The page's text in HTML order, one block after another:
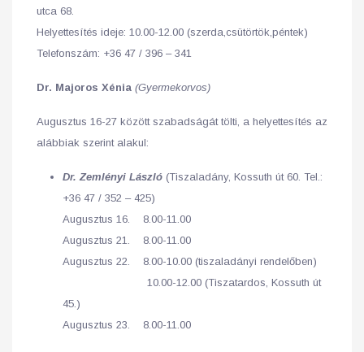
utca 68.
Helyettesítés ideje: 10.00-12.00 (szerda,csütörtök,péntek)
Telefonszám: +36 47 / 396 – 341
Dr. Majoros Xénia (Gyermekorvos)
Augusztus 16-27 között szabadságát tölti, a helyettesítés az
alábbiak szerint alakul:
Dr. Zemlényi László (Tiszaladány, Kossuth út 60. Tel.:
+36 47 / 352 – 425)
Augusztus 16. 8.00-11.00
Augusztus 21. 8.00-11.00
Augusztus 22. 8.00-10.00 (tiszaladányi rendelőben)
10.00-12.00 (Tiszatardos, Kossuth út
45.)
Augusztus 23. 8.00-11.00